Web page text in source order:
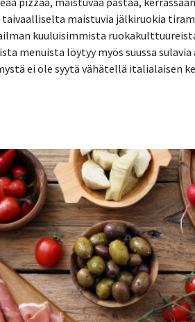
maistuvia jälkiruokia
kuuluisimmista
menuista löytyy myös suussa
ei ole syytä vähätellä italialaisen